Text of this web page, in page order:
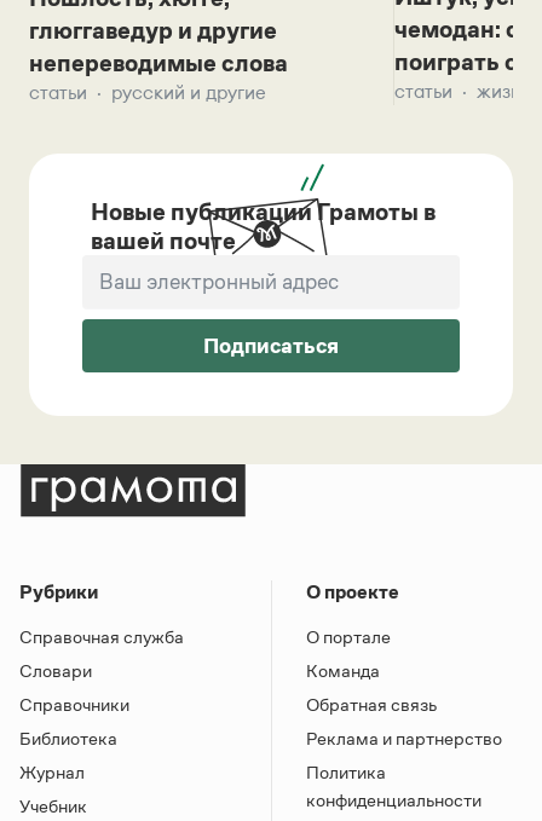
глюггаведур и другие
непереводимые слова
статьи русский и другие
чемодан:
поиграть с
статьи жизнь
Новые публикации Грамоты в
вашей почте
Подписаться
Рубрики
Справочная служба
Словари
Справочники
Библиотека
Журнал
Учебник
О проекте
О портале
Команда
Обратная связь
Реклама и партнерство
Политика
конфиденциальности